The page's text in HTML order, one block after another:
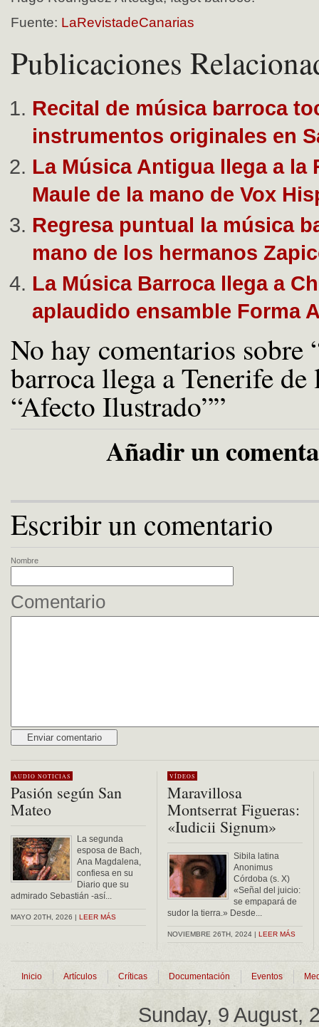
Fuente: LaRevistadeCanarias
Publicaciones
Recital de música barroca
instrumentos originales en
La Música Antigua llega a la
Maule de la mano de Vox
Regresa puntual la música
mano de los hermanos
La Música Barroca llega a
aplaudido ensamble Forma
No hay comentarios sobre
barroca llega a Tenerife de
“Afecto Ilustrado””
Añadir un
Escribir un comentario
Nombre
Comentario
AUDIO NOTICIAS
Pasión según San
Mateo
La segunda
esposa de Bach,
Ana Magdalena,
confiesa en su
Diario que su
admirado Sebastián -así...
MAYO 20TH, 2026 | LEER MÁS
VÍDEOS
Maravillosa
Montserrat Figueras:
«Iudicii Signum»
Sibila latina
Anonimus
Córdoba (s. X)
«Señal del juicio:
se empapará de
sudor la tierra.» Desde...
NOVIEMBRE 26TH, 2024 | LEER MÁS
Inicio Artículos Críticas Documentación Eventos
Sunday, 9 August,